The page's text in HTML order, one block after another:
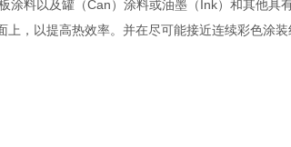
以及罐（Can）涂料或油墨（Ink）和其他具
以提高热效率。并在尽可能接近连续彩色涂